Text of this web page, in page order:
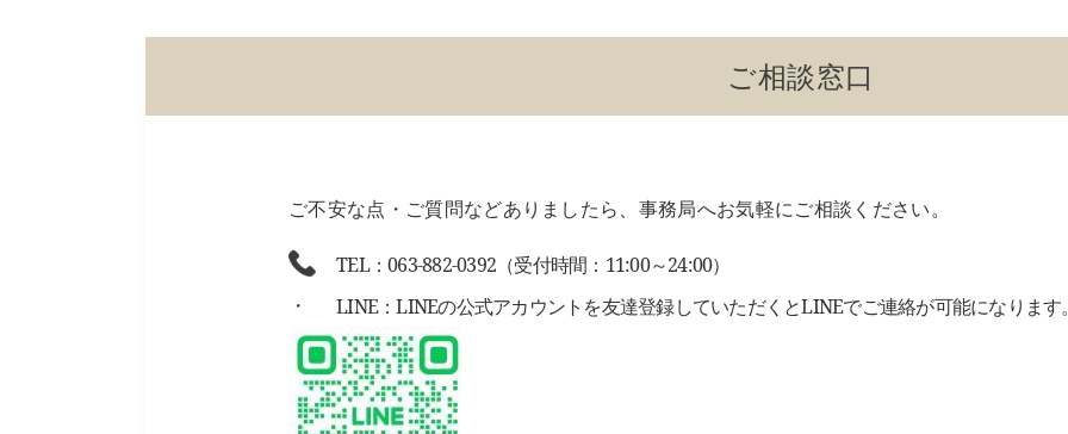
ご相談窓口
ご不安な点・ご質問などありましたら、事務局へお気軽にご相談ください。
TEL：063-882-0392（受付時間：11:00～24:00）
LINE：LINEの公式アカウントを友達登録していただくとLINEでご連絡が可能になります